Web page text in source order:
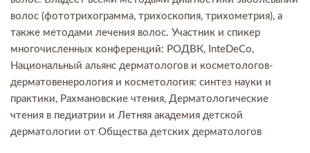
волос (фототрихограмма, трихоскопия, трихометрия), а
также методами лечения волос. Участник и спикер
многочисленных конференций: РОДВК, InteDeCo,
Национальный альянс дерматологов и косметологов-
дерматовенерология и косметология: синтез науки и
практики, Рахмановские чтения, Дерматологические
чтения в педиатрии и Летняя академия детской
дерматологии от Общества детских дерматологов